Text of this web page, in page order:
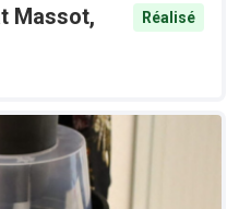
Massot,
Réalisé